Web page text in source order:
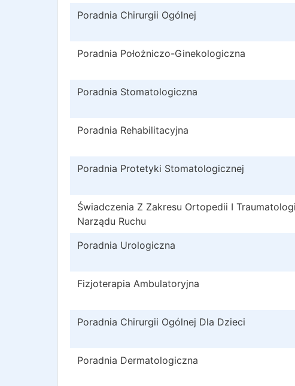
Poradnia Chirurgii Ogólnej
Poradnia Położniczo-Ginekologiczna
Poradnia Stomatologiczna
Poradnia Rehabilitacyjna
Poradnia Protetyki Stomatologicznej
Świadczenia Z Zakresu Ortopedii I
Narządu Ruchu
Poradnia Urologiczna
Fizjoterapia Ambulatoryjna
Poradnia Chirurgii Ogólnej Dla Dzieci
Poradnia Dermatologiczna